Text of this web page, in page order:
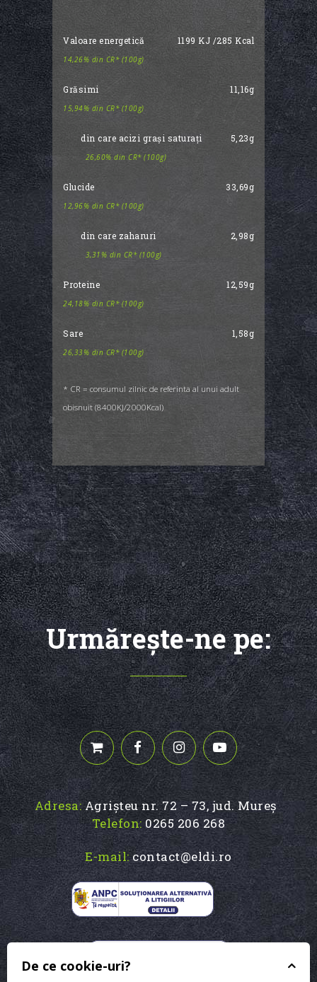
Valoare energetică 1199 KJ /285 Kcal
14,26% din CR* (100g)
Grăsimi 11,16g
15,94% din CR* (100g)
din care acizi grași saturați 5,23g
26,60% din CR* (100g)
Glucide 33,69g
12,96% din CR* (100g)
din care zaharuri 2,98g
3,31% din CR* (100g)
Proteine 12,59g
24,18% din CR* (100g)
Sare 1,58g
26,33% din CR* (100g)
* CR = consumul zilnic de referinta al unui adult
obisnuit (8400KJ/2000Kcal)
Urmăreşte-ne pe:
Adresa:Agrișteu nr. 72 – 73, jud. Mureș
Telefon: 0265 206 268
E-mail:contact@eldi.ro
De ce cookie-uri?